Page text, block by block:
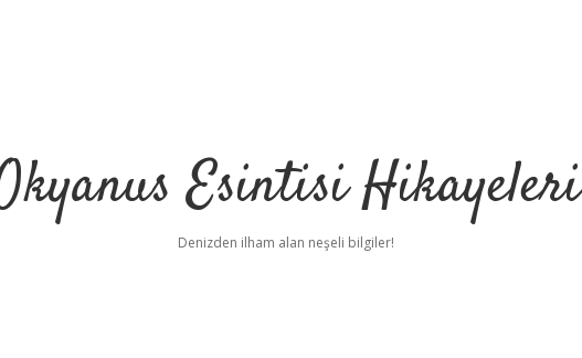
Esintisi Hikayeleri
Denizden ilham alan neşeli bilgiler!